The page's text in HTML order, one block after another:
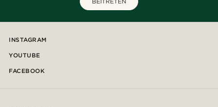
INSTAGRAM
YOUTUBE
FACEBOOK